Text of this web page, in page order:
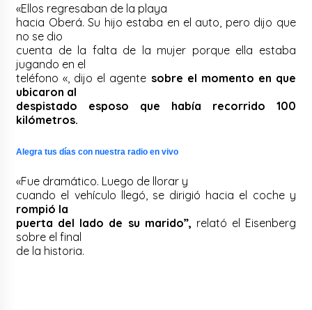
«Ellos regresaban de la playa
hacia Oberá. Su hijo estaba en el auto, pero dijo que
no se dio
cuenta de la falta de la mujer porque ella estaba
jugando en el
teléfono «, dijo el agente sobre el momento en que
ubicaron al
despistado esposo que había recorrido 100
kilómetros.
Alegra tus días con nuestra radio en vivo
«Fue dramático. Luego de llorar y
cuando el vehículo llegó, se dirigió hacia el coche y
rompió la
puerta del lado de su marido”, relató el Eisenberg
sobre el final
de la historia.